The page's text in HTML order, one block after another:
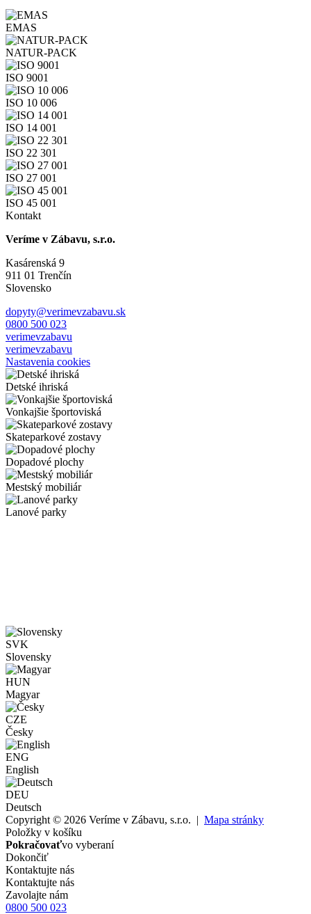
EMAS
NATUR-PACK
ISO 9001
ISO 10 006
ISO 14 001
ISO 22 301
ISO 27 001
ISO 45 001
Kontakt
Veríme v Zábavu, s.r.o.
Kasárenská 9
911 01 Trenčín
Slovensko
dopyty@verimevzabavu.sk
0800 500 023
verimevzabavu
verimevzabavu
Nastavenia cookies
Detské ihriská
Vonkajšie športoviská
Skateparkové zostavy
Dopadové plochy
Mestský mobiliár
Lanové parky
SVK
Slovensky
HUN
Magyar
CZE
Česky
ENG
English
DEU
Deutsch
Copyright © 2026 Veríme v Zábavu, s.r.o. | Mapa stránky
Položky v košíku
Pokračovaťvo vyberaní
Dokončiť
Kontaktujte nás
Kontaktujte nás
Zavolajte nám
0800 500 023